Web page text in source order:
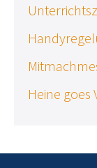
Heine goes